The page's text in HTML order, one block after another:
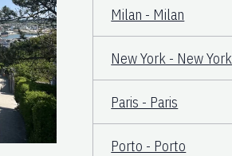
Milan - Milan
New York - New York
Paris - Paris
Porto - Porto